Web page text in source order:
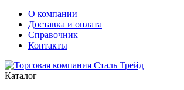
О компании
Доставка и оплата
Справочник
Контакты
Каталог